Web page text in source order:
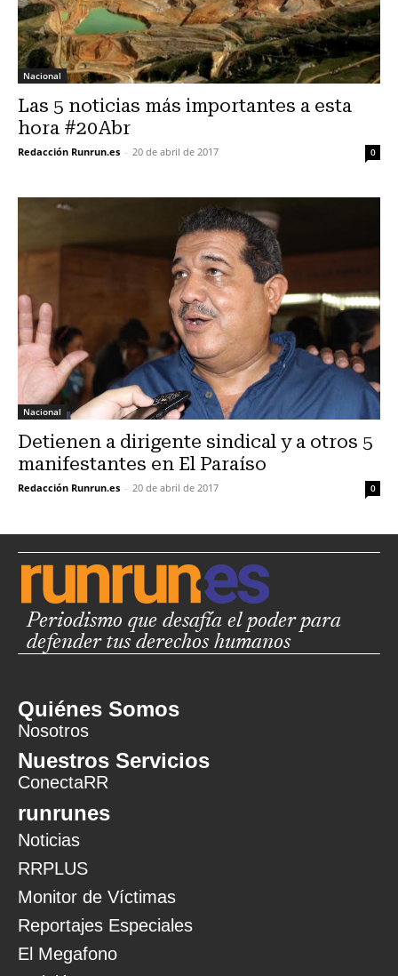
Nacional
Las 5 noticias más importantes a esta
hora #20Abr
Redacción Runrun.es - 20 de abril de 2017 0
Nacional
Detienen a dirigente sindical y a otros 5
manifestantes en El Paraíso
Redacción Runrun.es - 20 de abril de 2017 0
Periodismo que desafía el poder para
defender tus derechos humanos
Quiénes Somos
Nosotros
Nuestros Servicios
ConectaRR
runrunes
Noticias
RRPLUS
Monitor de Víctimas
Reportajes Especiales
El Megafono